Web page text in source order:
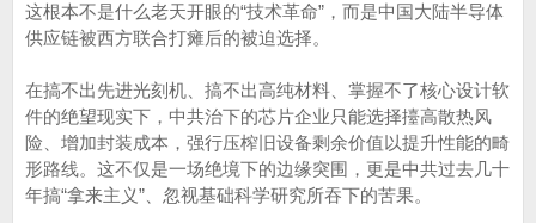
这根本不是什么老天开眼的“技术革命”，而是中国大陆半导体
供应链被西方联合打瘫后的被迫选择。
在搞不出先进光刻机、搞不出高纯材料、掌握不了核心设计软
件的绝望现实下，中共治下的芯片企业只能选择擡高散热风
险、增加封装成本，强行压榨旧设备剩余价值以提升性能的畸
形路线。这不仅是一场绝境下的边缘突围，更是中共过去几十
年搞“拿来主义”、忽视基础科学研究所吞下的苦果。